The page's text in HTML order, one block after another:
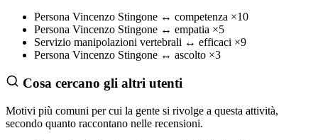
Persona Vincenzo Stingone ↔ competenza ×10
Persona Vincenzo Stingone ↔ empatia ×5
Servizio manipolazioni vertebrali ↔ efficaci ×9
Persona Vincenzo Stingone ↔ ascolto ×3
Cosa cercano gli altri utenti
Motivi più comuni per cui la gente si rivolge a questa attività,
secondo quanto raccontano nelle recensioni.